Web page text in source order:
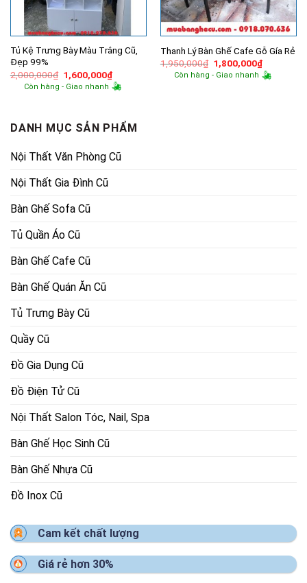
Tủ Kệ Trưng Bày Màu Trắng Cũ,
Đẹp 99%
2,000,000₫ Giá
gốc
là:
1,600,000₫Giá
hiện
tại
Còn hàng - Giao nhanh
Thanh Lý Bàn Ghế Cafe Gỗ Gía Rẻ
1,950,000₫ Giá
gốc
là:
1,800,000₫Giá
hiện
tại
Còn hàng - Giao nhanh
DANH MỤC SẢN PHẨM
Nội Thất Văn Phòng Cũ
Nội Thất Gia Đình Cũ
Bàn Ghế Sofa Cũ
Tủ Quần Áo Cũ
Bàn Ghế Cafe Cũ
Bàn Ghế Quán Ăn Cũ
Tủ Trưng Bày Cũ
Quầy Cũ
Đồ Gia Dụng Cũ
Đồ Điện Tử Cũ
Nội Thất Salon Tóc, Nail, Spa
Bàn Ghế Học Sinh Cũ
Bàn Ghế Nhựa Cũ
Đồ Inox Cũ
Cam kết chất lượng
Giá rẻ hơn 30%